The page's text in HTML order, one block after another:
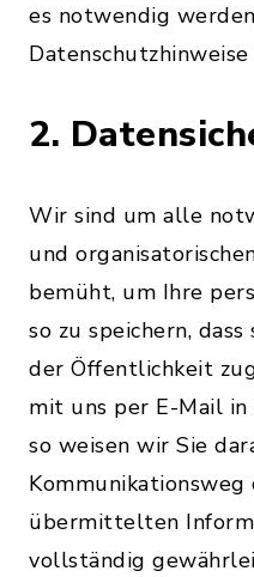
es notwendig
2.
Wir sind um alle
und
bemüht, um Ihre
so zu speichern,
der Öffentlichkeit
mit uns per E-Mail
so weisen wir Sie
übermittelten
vollständig